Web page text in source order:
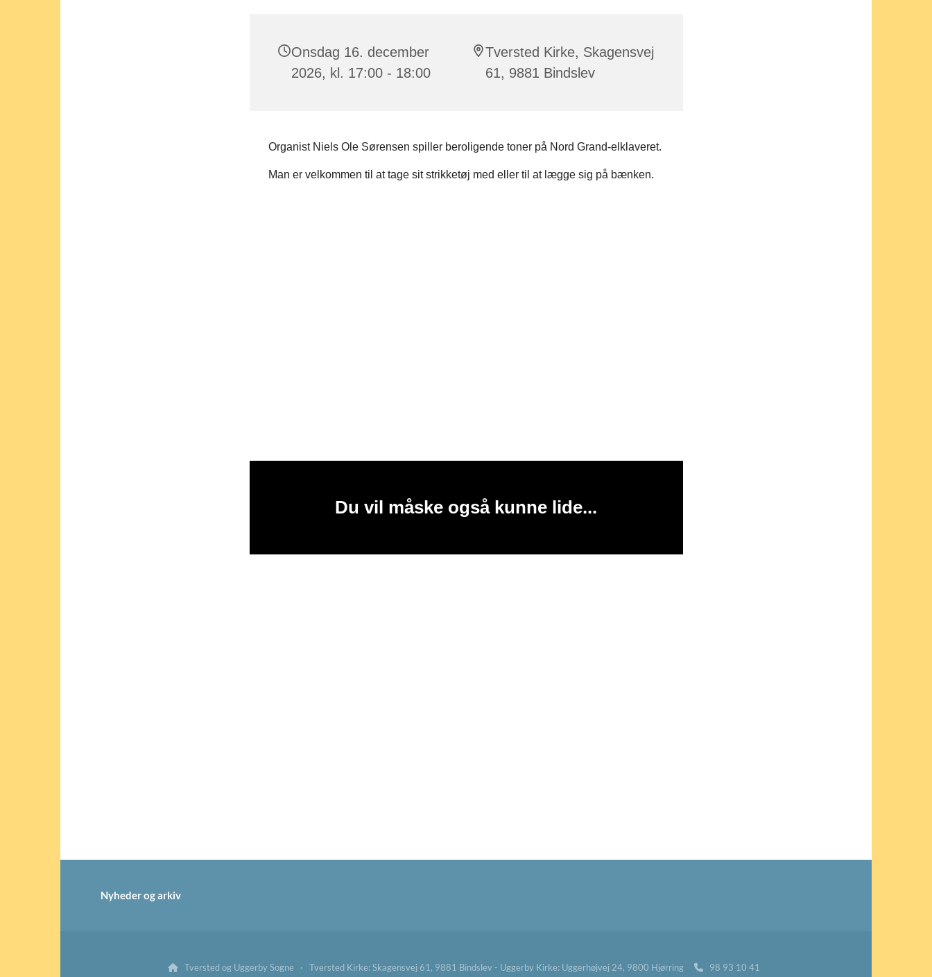
Onsdag 16. december
2026, kl. 17:00 - 18:00
Tversted Kirke, Skagensvej
61, 9881 Bindslev
Organist Niels Ole Sørensen spiller beroligende toner på Nord Grand-elklaveret.
Man er velkommen til at tage sit strikketøj med eller til at lægge sig på bænken.
Du vil måske også kunne lide...
Nyheder og arkiv
 Tversted og Uggerby Sogne · Tversted Kirke: Skagensvej 61, 9881 Bindslev - Uggerby Kirke: Uggerhøjvej 24, 9800 Hjørring  98 93 10 41